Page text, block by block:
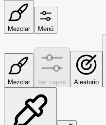
Mezclar Menú
Mezclar Ver capas Aleatorio